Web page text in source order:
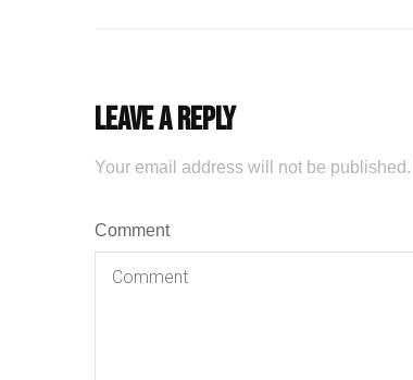
Leave a Reply
Your email address will not be published.
Comment